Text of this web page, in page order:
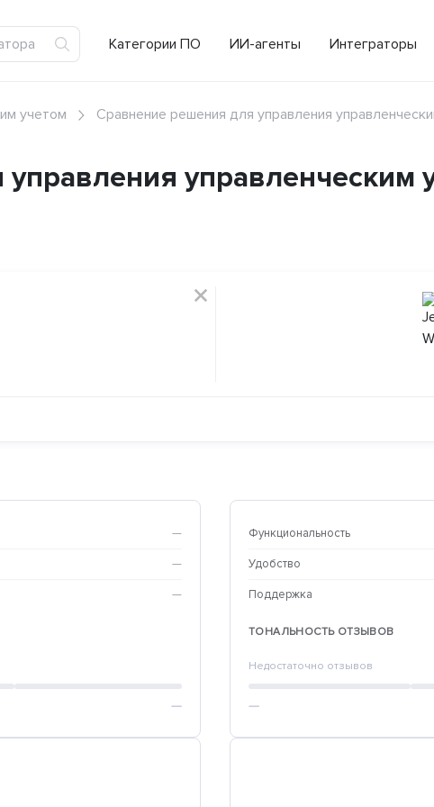
Категории ПО ИИ-агенты Интеграторы
учетом Сравнение решения для управления
управленческим
—
—
—
—
Функциональность
Удобство
Поддержка
ТОНАЛЬНОСТЬ ОТЗЫВОВ
Недостаточно отзывов
—